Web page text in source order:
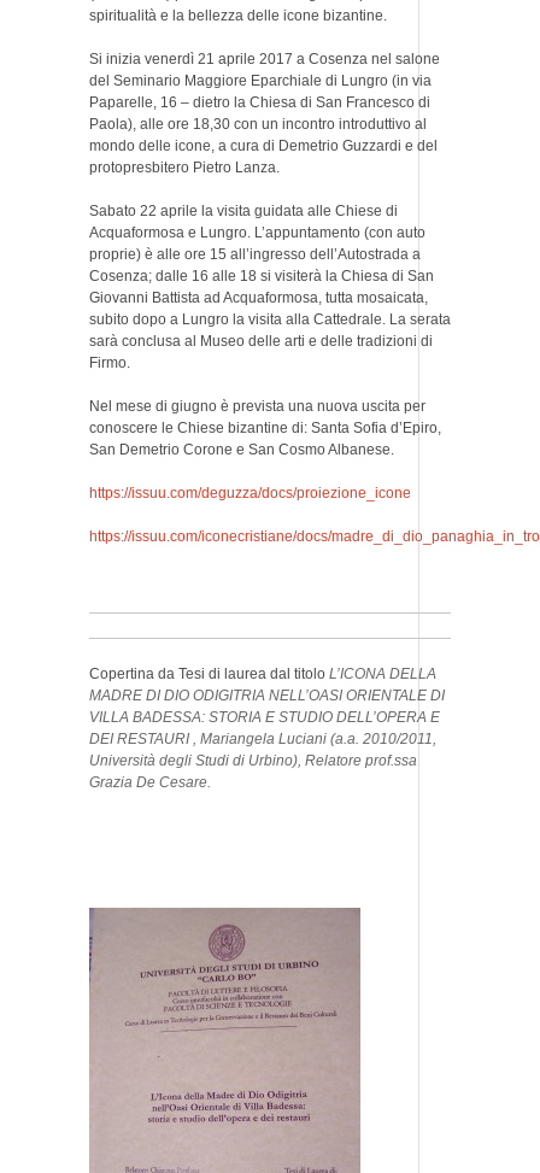
spiritualità e la bellezza delle icone bizantine.
Si inizia venerdì 21 aprile 2017 a Cosenza nel salone
del Seminario Maggiore Eparchiale di Lungro (in via
Paparelle, 16 – dietro la Chiesa di San Francesco di
Paola), alle ore 18,30 con un incontro introduttivo al
mondo delle icone, a cura di Demetrio Guzzardi e del
protopresbitero Pietro Lanza.
Sabato 22 aprile la visita guidata alle Chiese di
Acquaformosa e Lungro. L’appuntamento (con auto
proprie) è alle ore 15 all’ingresso dell’Autostrada a
Cosenza; dalle 16 alle 18 si visiterà la Chiesa di San
Giovanni Battista ad Acquaformosa, tutta mosaicata,
subito dopo a Lungro la visita alla Cattedrale. La serata
sarà conclusa al Museo delle arti e delle tradizioni di
Firmo.
Nel mese di giugno è prevista una nuova uscita per
conoscere le Chiese bizantine di: Santa Sofia d’Epiro,
San Demetrio Corone e San Cosmo Albanese.
https://issuu.com/deguzza/docs/proiezione_icone
https://issuu.com/iconecristiane/docs/
Copertina da Tesi di laurea dal titolo L’ICONA DELLA
MADRE DI DIO ODIGITRIA NELL’OASI ORIENTALE DI
VILLA BADESSA: STORIA E STUDIO DELL’OPERA E
DEI RESTAURI , Mariangela Luciani (a.a. 2010/2011,
Università degli Studi di Urbino), Relatore prof.ssa
Grazia De Cesare.